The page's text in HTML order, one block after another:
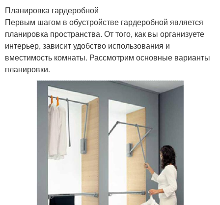
Планировка гардеробной
Первым шагом в обустройстве гардеробной является
планировка пространства. От того, как вы организуете
интерьер, зависит удобство использования и
вместимость комнаты. Рассмотрим основные варианты
планировки.